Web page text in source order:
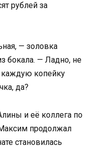
рублей за
— золовка
бокала. — Ладно, не
копейку
да?
и её коллега по
продолжал
становилась